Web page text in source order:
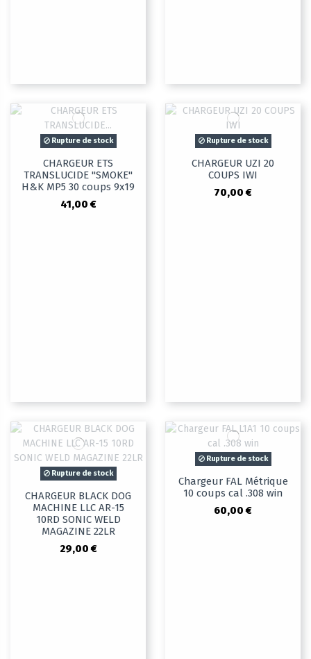
Rupture de stock
CHARGEUR ETS
TRANSLUCIDE "SMOKE"
H&K MP5 30 coups 9x19
41,00 €
Rupture de stock
CHARGEUR UZI 20
COUPS IWI
70,00 €
Rupture de stock
CHARGEUR BLACK DOG
MACHINE LLC AR-15
10RD SONIC WELD
MAGAZINE 22LR
29,00 €
Rupture de stock
Chargeur FAL Métrique
10 coups cal .308 win
60,00 €